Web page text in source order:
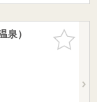
お気に入
りに追加
泉）